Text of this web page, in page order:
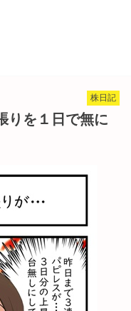
株日記
りを１日で無に